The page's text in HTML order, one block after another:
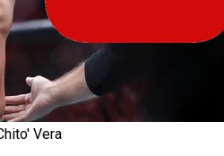
Vera